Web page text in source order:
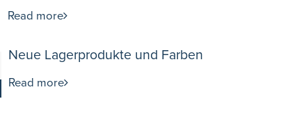
Read more
Neue Lagerprodukte und Farben
Read more